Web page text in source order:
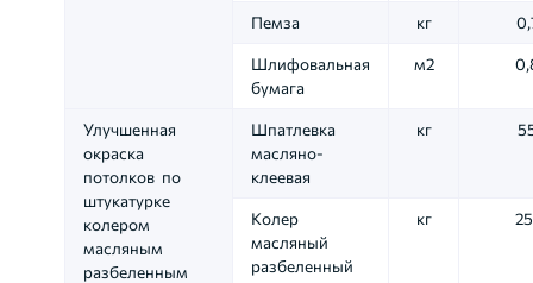
Пемза кг
Шлифовальная
бумага
м2
Улучшенная
окраска
потолков по
штукатурке
колером
масляным
разбеленным
Шпатлевка
масляно-
клеевая
кг
Колер
масляный
разбеленный
кг